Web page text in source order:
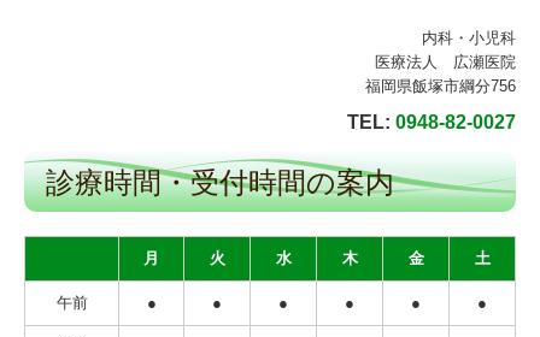
健康診断
予防接種・抗体検査
診療・交通案内
内科・小児科
医療法人 広瀬医院
福岡県飯塚市綱分756
TEL: 0948-82-0027
診療時間・受付時間の案内
月 火 水 木 金 土
午前 ● ● ● ● ● ●